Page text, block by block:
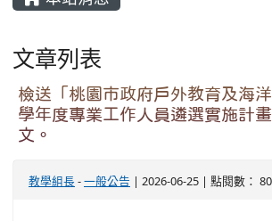
文章列表
檢送「桃園市政府戶外教育及海
學年度專業工作人員遴選實施計
文。
教學組長-一般公告 | 2026-06-25 | 點閱數： 80